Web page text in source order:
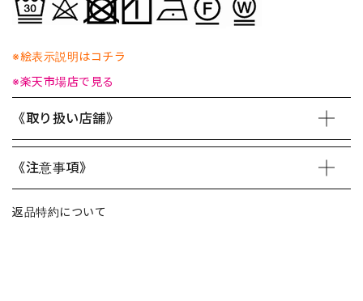
※絵表示説明はコチラ
※楽天市場店で見る
《取り扱い店舗》
《注意事項》
返品特約について